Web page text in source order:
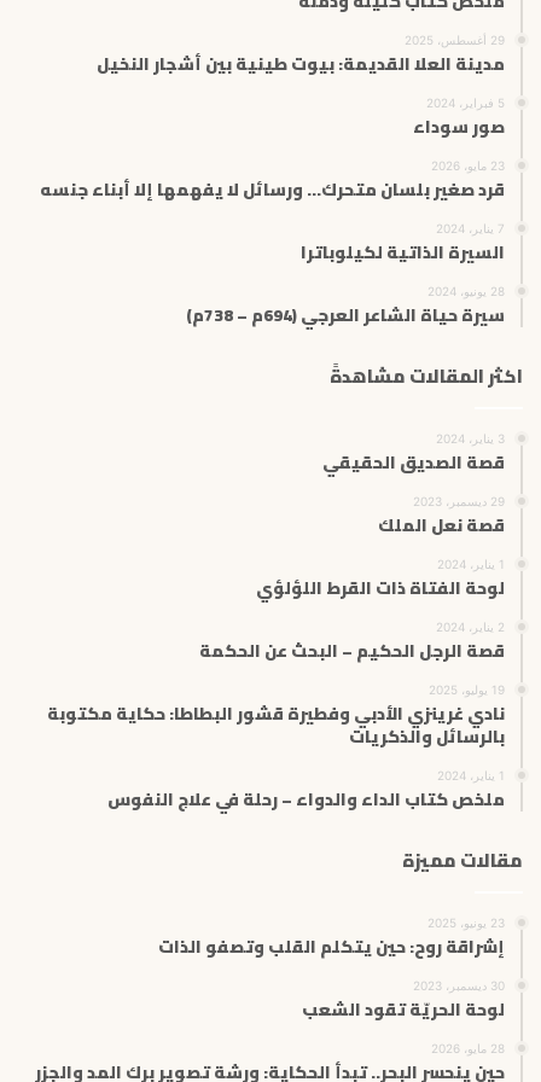
29 أغسطس، 2025
مدينة العلا القديمة: بيوت طينية بين أشجار النخيل
5 فبراير، 2024
صور سوداء
23 مايو، 2026
قرد صغير بلسان متحرك… ورسائل لا يفهمها إلا أبناء جنسه
7 يناير، 2024
السيرة الذاتية لكيلوباترا
28 يونيو، 2024
سيرة حياة الشاعر العرجي (694م – 738م)
اكثر المقالات مشاهدةً
3 يناير، 2024
قصة الصديق الحقيقي
29 ديسمبر، 2023
قصة نعل الملك
1 يناير، 2024
لوحة الفتاة ذات القرط اللؤلؤي
2 يناير، 2024
قصة الرجل الحكيم – البحث عن الحكمة
19 يوليو، 2025
نادي غرينزي الأدبي وفطيرة قشور البطاطا: حكاية مكتوبة
بالرسائل والذكريات
1 يناير، 2024
ملخص كتاب الداء والدواء – رحلة في علاج النفوس
مقالات مميزة
23 يونيو، 2025
إشراقة روح: حين يتكلم القلب وتصفو الذات
30 ديسمبر، 2023
لوحة الحريّة تقود الشعب
28 مايو، 2026
حين ينحسر البحر.. تبدأ الحكاية: ورشة تصوير برك المد والجزر